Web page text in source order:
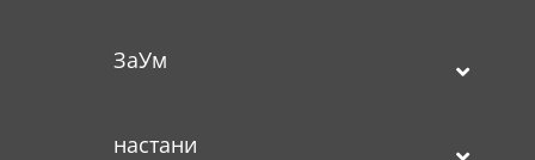
ЗаУм
настани